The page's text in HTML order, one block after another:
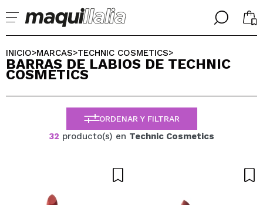
╳
Ya soy #maquilover, tengo cuenta
BIENVENIDX!
╳
SELECCIONA TU IDIOMA
ENGLISH
FRANCES
ALEMAN
ITALIANO
INICIO>MARCAS>TECHNIC COSMETICS>
BARRAS DE LABIOS DE TECHNIC
COSMETICS
ORDENAR Y FILTRAR
32 producto(s) en Technic Cosmetics